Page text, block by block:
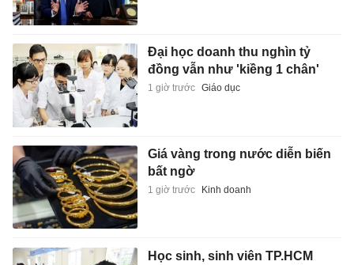
Đại học doanh thu nghìn tỷ
đồng vẫn như 'kiềng 1 chân'
1 giờ trước Giáo dục
Giá vàng trong nước diễn biến
bất ngờ
1 giờ trước Kinh doanh
Học sinh, sinh viên TP.HCM